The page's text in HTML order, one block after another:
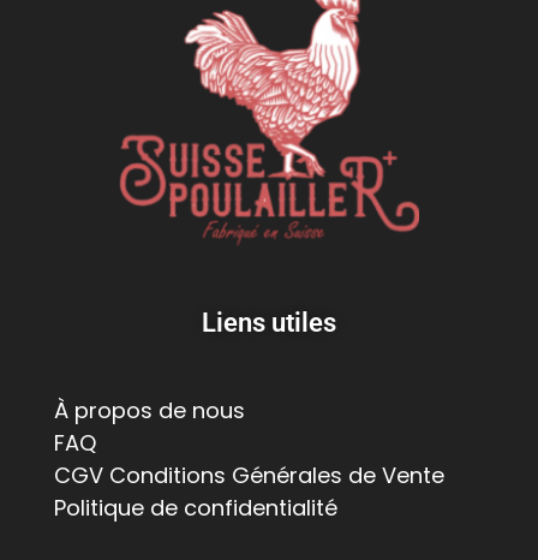
Liens utiles
À propos de nous
FAQ
CGV Conditions Générales de Vente
Politique de confidentialité